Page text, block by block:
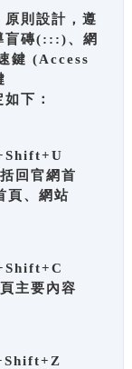
則設計，遵
盲磚(:::)、網
鍵 (Access
下：
回官網首
頁、網站
主要內容